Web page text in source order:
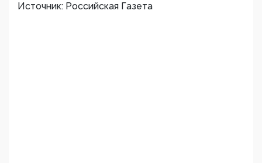
Источник: Российская Газета